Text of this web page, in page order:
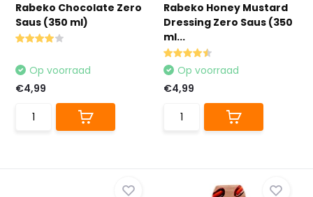
Rabeko Chocolate Zero
Saus (350 ml)
Op voorraad
€4,99
Rabeko Honey Mustard
Dressing Zero Saus (350
ml...
Op voorraad
€4,99